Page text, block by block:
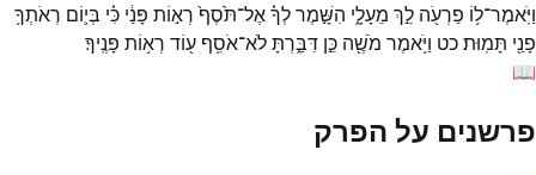
וַיֹּֽאמֶר־ל֥וֹ פַרְעֹ֖ה לֵ֣ךְ מֵעָלָ֑י הִשָּׁ֣מֶרלְךָ֗אֶל־תֹּ֙סֶף֙ רְא֣וֹת פָּנַ֔י כִּ֗י בְּי֛וֹם רְאֹתְךָ֥
פָנַ֖י תָּמֽוּת׃כט וַיֹּ֥אמֶר מֹשֶׁ֖ה כֵּ֣ן דִּבַּ֑רְתָּלֹא־אֹסִ֥ף ע֖וֹד רְא֥וֹת פָּנֶֽיךָ׃
📖
פרשנים על הפרק